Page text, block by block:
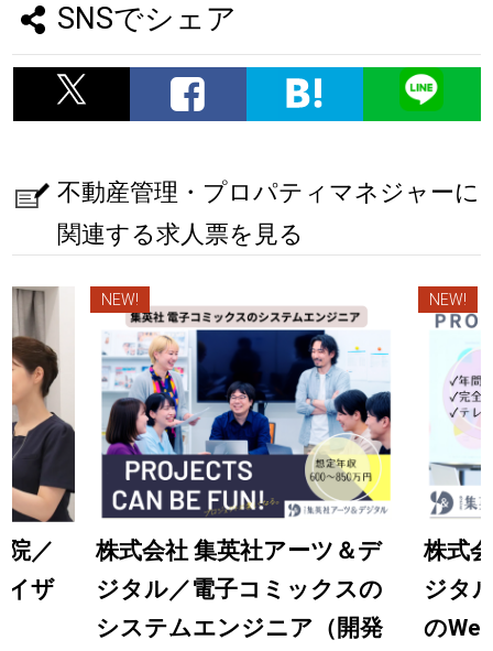
SNSでシェア
不動産管理・プロパティマネジャーに
関連する求人票を見る
／
イザ
NEW!
株式会社 集英社アーツ＆デ
ジタル／電子コミックスの
システムエンジニア（開発
NEW!
株式
ジタ
の